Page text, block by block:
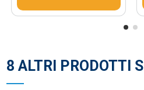
8 ALTRI PRODOTTI